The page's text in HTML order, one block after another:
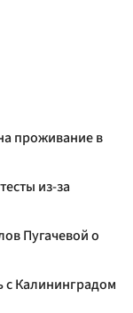
проживание в
из-за
Пугачевой о
с Калининградом